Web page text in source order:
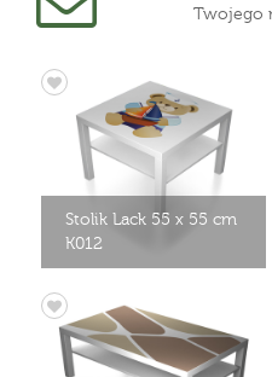
Twojego
Stolik Lack 55 x 55 cm
K012